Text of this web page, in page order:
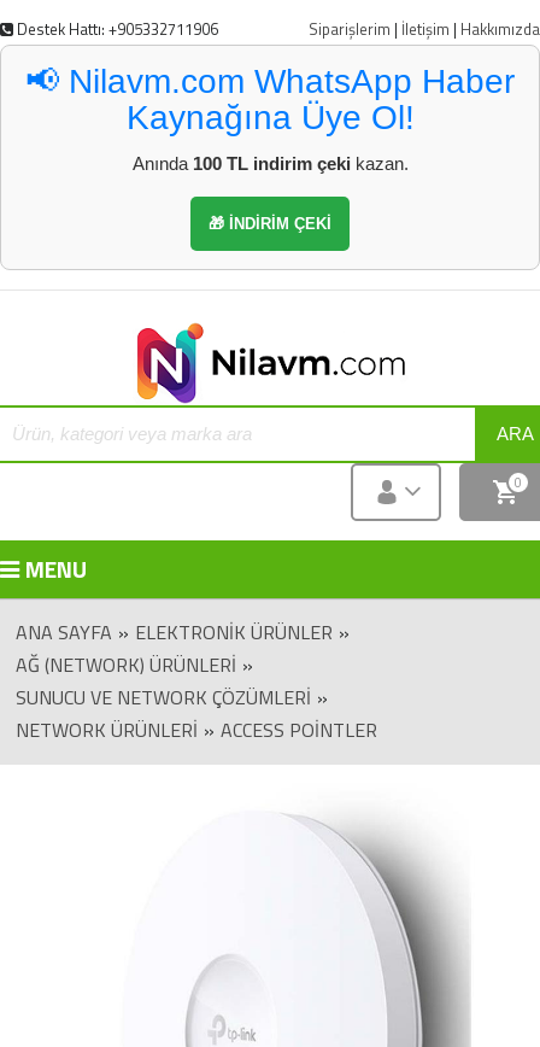
Destek Hattı: +905332711906 Siparişlerim | İletişim | Hakkımızda
📢 Nilavm.com WhatsApp Haber
Kaynağına Üye Ol!
Anında 100 TL indirim çeki kazan.
🎁 İNDİRİM ÇEKİ
ARA
0
MENU
ANA SAYFA » ELEKTRONIK ÜRÜNLER »
AĞ (NETWORK) ÜRÜNLERI »
SUNUCU VE NETWORK ÇÖZÜMLERI »
NETWORK ÜRÜNLERI » ACCESS POINTLER